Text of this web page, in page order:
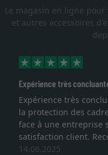
Le magasin en ligne
et autres accessoires
très concluante
très
protection des cadres
à une entreprise
client.